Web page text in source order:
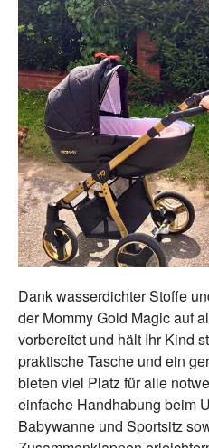
Dank wasserdichter Stoffe
der Mommy Gold Magic auf
vorbereitet und hält Ihr Kind
praktische Tasche und ein
bieten viel Platz für alle
einfache Handhabung beim
Babywanne und Sportsitz